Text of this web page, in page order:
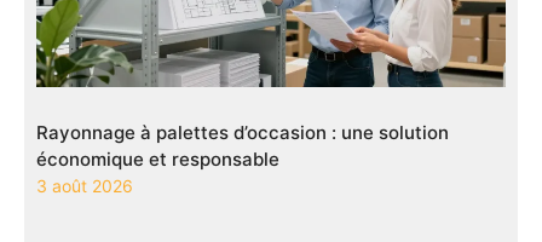
Rayonnage à palettes d’occasion : une solution
économique et responsable
3 août 2026